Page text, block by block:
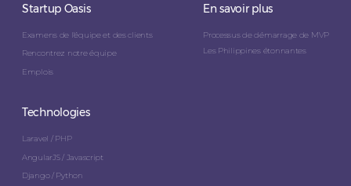
Startup Oasis
Examens de l'équipe et des clients
Rencontrez notre équipe
Emplois
En savoir plus
Processus de démarrage de MVP
Les Philippines étonnantes
Technologies
Laravel / PHP
AngularJS / Javascript
Django / Python